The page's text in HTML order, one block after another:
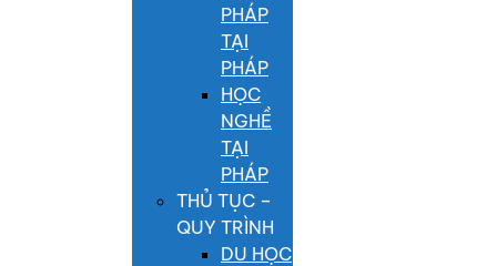
PHÁP
TẠI
PHÁP
HỌC
NGHỀ
TẠI
PHÁP
THỦ TỤC –
QUY TRÌNH
DU HỌC